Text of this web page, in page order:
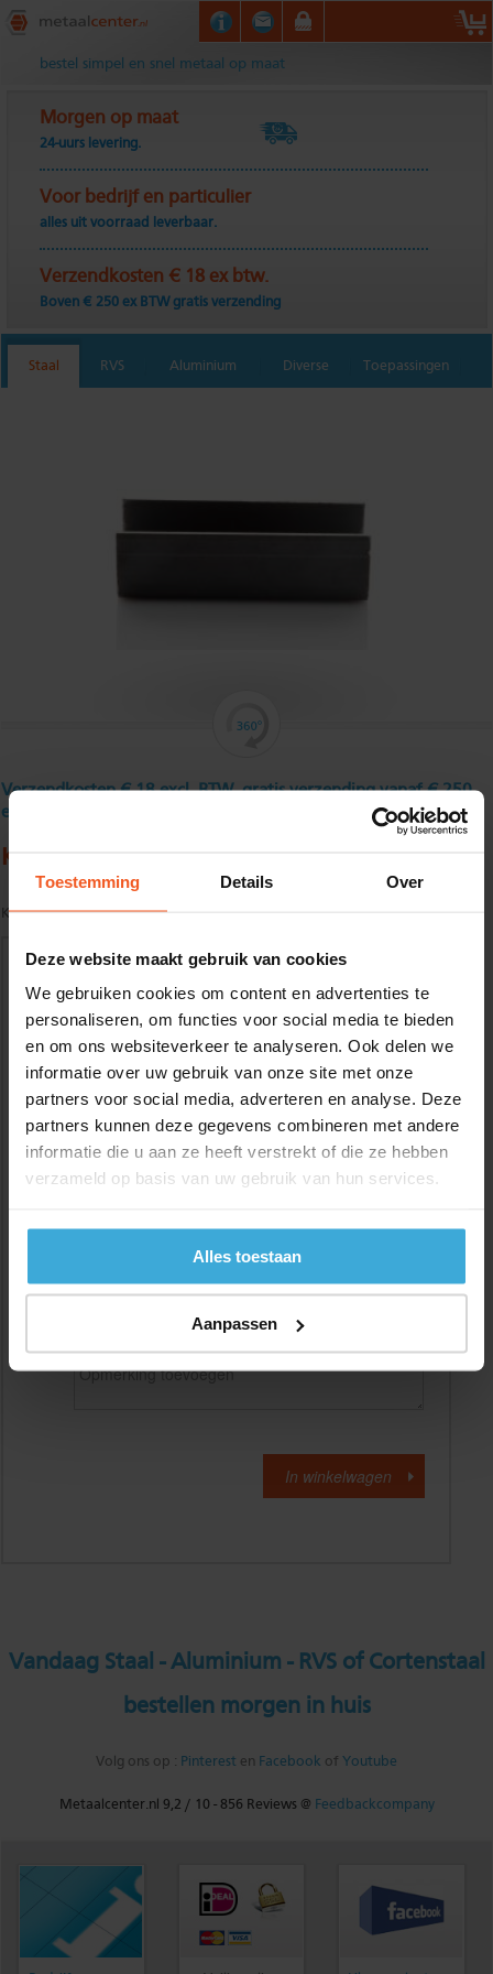
Toestemming Details Over
Deze website maakt gebruik van cookies
We gebruiken cookies om content en advertenties te
personaliseren, om functies voor social media te bieden
en om ons websiteverkeer te analyseren. Ook delen we
informatie over uw gebruik van onze site met onze
partners voor social media, adverteren en analyse. Deze
partners kunnen deze gegevens combineren met andere
informatie die u aan ze heeft verstrekt of die ze hebben
verzameld op basis van uw gebruik van hun services.
Alles toestaan
Aanpassen
Metaalcenter.nl
bestel simpel en snel metaal op maat
Morgen op maat
24-uurs levering.
Voor bedrijf en particulier
alles uit voorraad leverbaar.
Verzendkosten € 18 ex btw.
Boven € 250 ex BTW gratis verzending
Staal RVS Aluminium Diverse Toepassingen
Verzendkosten € 18 excl. BTW, gratis verzending vanaf € 250
excl. BTW
Koudgewalst U - profiel 40 x 40 x 40 x 4 mm
Kwaliteit: S235JR volgens EN10025
Gewenste
lengtemaat in
(max. 2000 mm)
+/- 2 mm lengtetolerantie
Materiaalkosten
Alle bedragen zijn excl. 21% BTW
Vandaag Staal - Aluminium - RVS of Cortenstaal
bestellen morgen in huis
Volg ons op : Pinterest en Facebook of Youtube
Metaalcenter.nl 9,2 / 10 -856 Reviews @ Feedbackcompany